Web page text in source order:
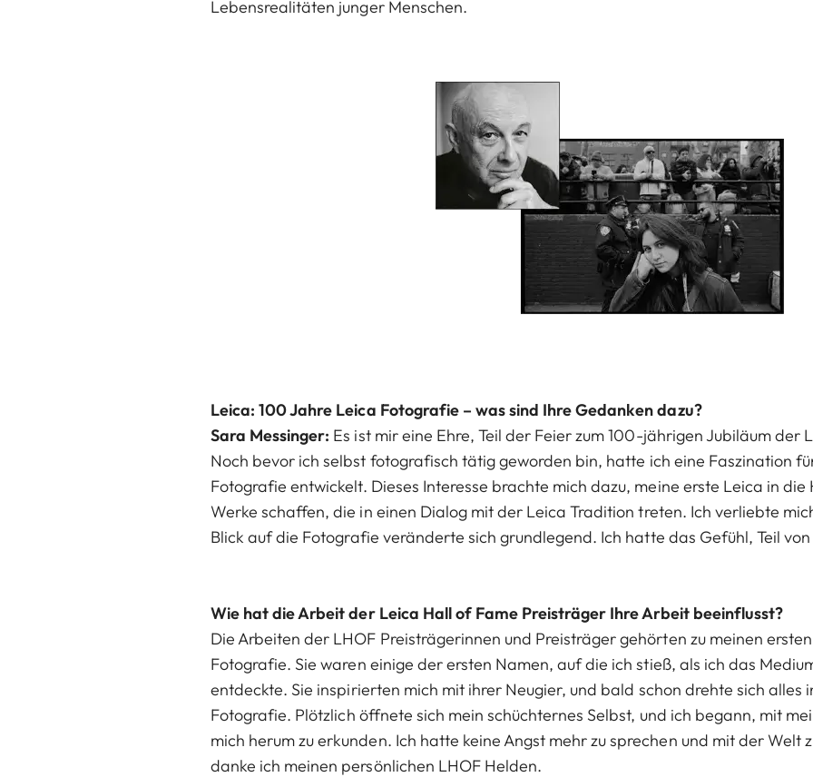
Lebensrealitäten junger Menschen.
Leica: 100 Jahre Leica Fotografie – was sind Ihre Gedanken dazu?
Sara Messinger: Es ist mir eine Ehre, Teil der Feier zum 100-jährigen Jubiläum der
Noch bevor ich selbst fotografisch tätig geworden bin, hatte ich eine Faszination
Fotografie entwickelt. Dieses Interesse brachte mich dazu, meine erste Leica in die
Werke schaffen, die in einen Dialog mit der Leica Tradition treten. Ich verliebte
Blick auf die Fotografie veränderte sich grundlegend. Ich hatte das Gefühl, Teil
Wie hat die Arbeit der Leica Hall of Fame Preisträger Ihre Arbeit beeinflusst?
Die Arbeiten der LHOF Preisträgerinnen und Preisträger gehörten zu meinen
Fotografie. Sie waren einige der ersten Namen, auf die ich stieß, als ich das
entdeckte. Sie inspirierten mich mit ihrer Neugier, und bald schon drehte sich alles
Fotografie. Plötzlich öffnete sich mein schüchternes Selbst, und ich begann, mit
mich herum zu erkunden. Ich hatte keine Angst mehr zu sprechen und mit der Welt
danke ich meinen persönlichen LHOF Helden.